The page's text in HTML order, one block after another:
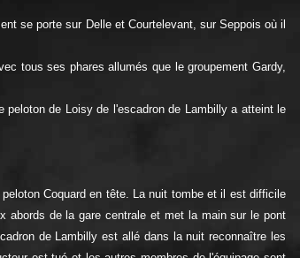
se porte sur Delle et Courtelevant, sur Seppois où il
tous ses phares allumés que le groupement Gardy,
de Loisy de l'escadron de Lambilly a atteint le
Coquard en tête. La nuit tombe et il est difficile
abords de la gare centrale et met la main sur le pont
de Lambilly est allé dans la nuit reconnaître les